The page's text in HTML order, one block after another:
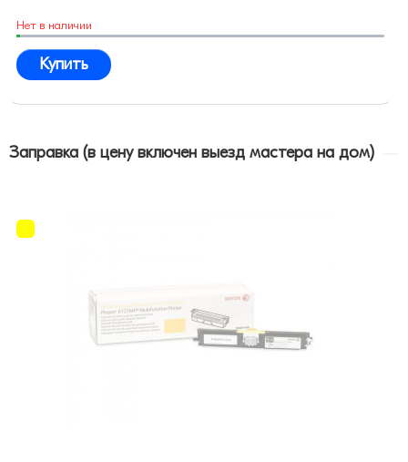
Нет в наличии
Купить
Заправка (в цену включен выезд мастера на дом)